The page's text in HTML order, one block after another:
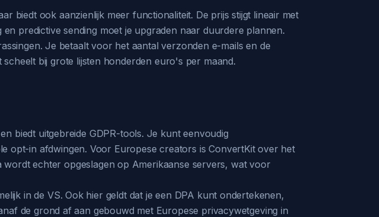
biedt ook aanzienlijk meer functionaliteit. De prijs stijgt lineair met
predictive sending moet je upgraden naar duurdere plannen.
Je betaalt voor het aantal verzonden e-mails en de
bij grote lijsten honderden euro's per maand.
biedt uitgebreide GDPR-tools. Je kunt eenvoudig
opt-in afdwingen. Voor Europese creators is ConvertKit over het
wordt echter opgeslagen op Amerikaanse servers, wat voor
in de VS. Ook hier geldt dat je een DPA kunt ondertekenen,
de grond af aan gebouwd met Europese privacywetgeving in